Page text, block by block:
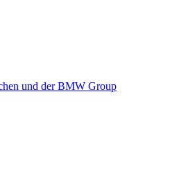
und der BMW Group